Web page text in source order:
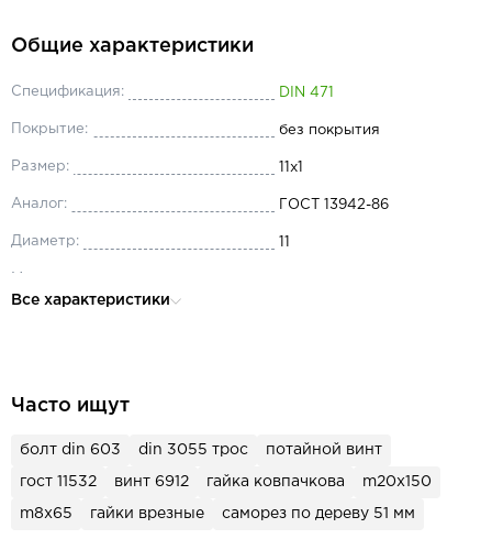
Общие характеристики
Спецификация: DIN 471
Покрытие: без покрытия
Размер: 11x1
Аналог: ГОСТ 13942-86
Диаметр:
Все характеристики
Часто ищут
болт din 603 din 3055 трос потайной винт
гост 11532 винт 6912 гайка ковпачкова m20x150
m8x65 гайки врезные саморез по дереву 51 мм